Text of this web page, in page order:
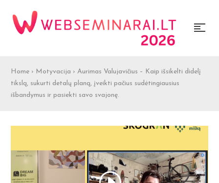
Home › Motyvacija › Aurimas Valujavičius – Kaip išsikelti didelį
tikslą, sukurti detalų planą, įveikti pačius sudėtingiausius
išbandymus ir pasiekti savo svajonę.